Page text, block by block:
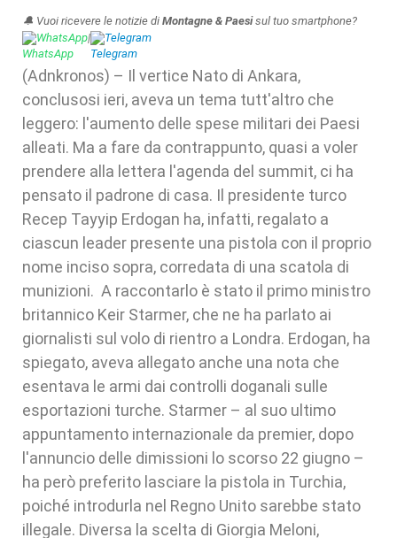
🔔 Vuoi ricevere le notizie di Montagne & Paesisul tuo smartphone?
WhatsApp| Telegram
(Adnkronos) – Il vertice Nato di Ankara,
conclusosi ieri, aveva un tema tutt'altro che
leggero: l'aumento delle spese militari dei Paesi
alleati. Ma a fare da contrappunto, quasi a voler
prendere alla lettera l'agenda del summit, ci ha
pensato il padrone di casa. Il presidente turco
Recep Tayyip Erdogan ha, infatti, regalato a
ciascun leader presente una pistola con il proprio
nome inciso sopra, corredata di una scatola di
munizioni. A raccontarlo è stato il primo ministro
britannico Keir Starmer, che ne ha parlato ai
giornalisti sul volo di rientro a Londra. Erdogan, ha
spiegato, aveva allegato anche una nota che
esentava le armi dai controlli doganali sulle
esportazioni turche. Starmer – al suo ultimo
appuntamento internazionale da premier, dopo
l'annuncio delle dimissioni lo scorso 22 giugno –
ha però preferito lasciare la pistola in Turchia,
poiché introdurla nel Regno Unito sarebbe stato
illegale. Diversa la scelta di Giorgia Meloni,